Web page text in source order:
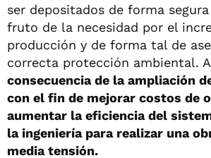
ser depositados de forma
fruto de la necesidad por el
producción y de forma tal de
correcta protección ambiental.
consecuencia de la ampliación
con el fin de mejorar costos de
aumentar la eficiencia del
la ingeniería para realizar una
media tensión.